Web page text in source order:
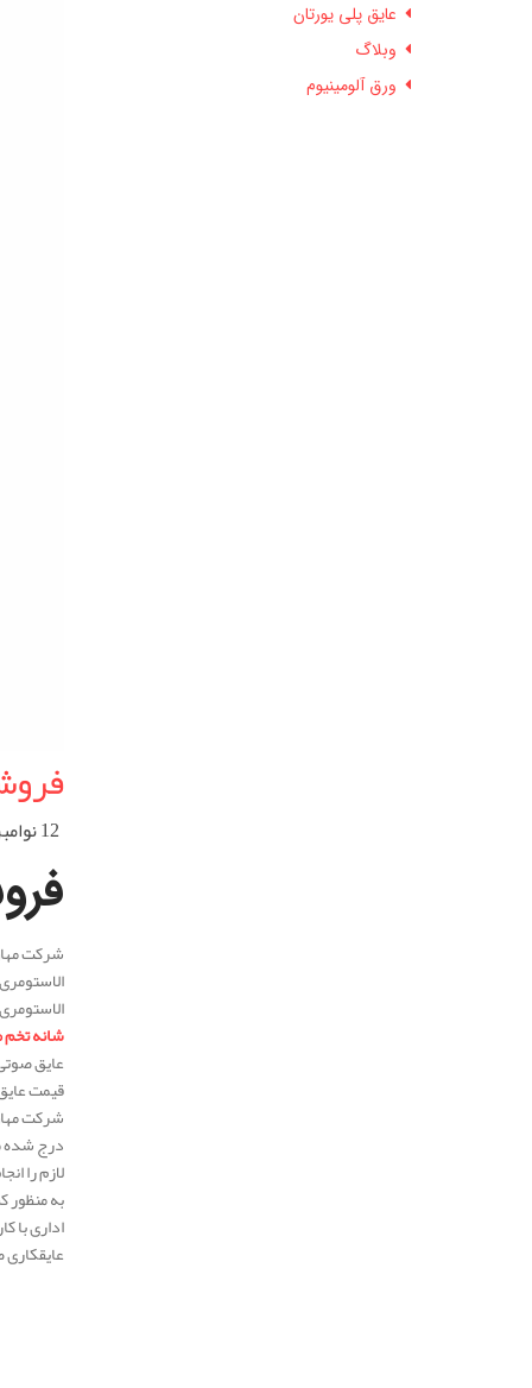
12 نوامبر 2024
شرکت
شانه
قیمت
شرکت
درج شده
لازم را
به
اداری با
عایق پلی یورتان
وبلاگ
ورق آلومینیوم